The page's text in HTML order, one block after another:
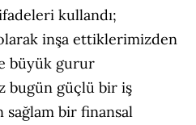
kullandı;
inşa ettiklerimizden
büyük gurur
bugün güçlü bir iş
bir finansal